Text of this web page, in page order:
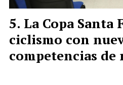
La Copa Santa
ciclismo con
competencias de